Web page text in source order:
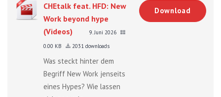
CHEtalk feat. HFD: New
Work beyond hype
(Videos)
9. Juni 2026
0.00 KB
2031 downloads
Was steckt hinter dem
Begriff New Work jenseits
eines Hypes? Wie lassen
Download